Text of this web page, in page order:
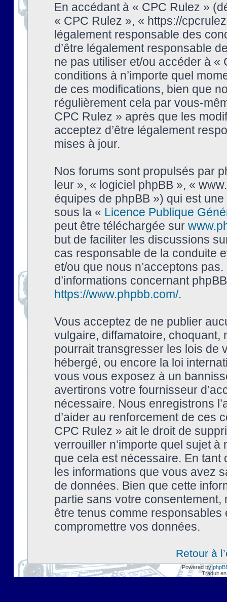
En accédant à « CPC Rulez »
« CPC Rulez », « https://
légalement responsable des
d’être légalement responsable
ne pas utiliser et/ou accéder à
conditions à n’importe quel
de ces modifications, bien que
régulièrement cela par vous-
CPC Rulez » après que les
acceptez d’être légalement
mises à jour.
Nos forums sont propulsés par
leur », « logiciel phpBB », «
équipes de phpBB ») qui est
sous la « Licence Publique
peut être téléchargée sur
but de faciliter les discussions
cas responsable de la conduite
et/ou que nous n’acceptons
d’informations concernant
https://www.phpbb.com/.
Vous acceptez de ne publier
vulgaire, diffamatoire, choquant,
pourrait transgresser les lois de
hébergé, ou encore la loi
vous vous exposez à un
avertirons votre fournisseur
nécessaire. Nous enregistrons
d’aider au renforcement de ces
CPC Rulez » ait le droit de
verrouiller n’importe quel sujet à
que cela est nécessaire. En tant
les informations que vous avez
de données. Bien que cette
partie sans votre
être tenus comme
compromettre vos données.
Retour à
Powered by
Traduit